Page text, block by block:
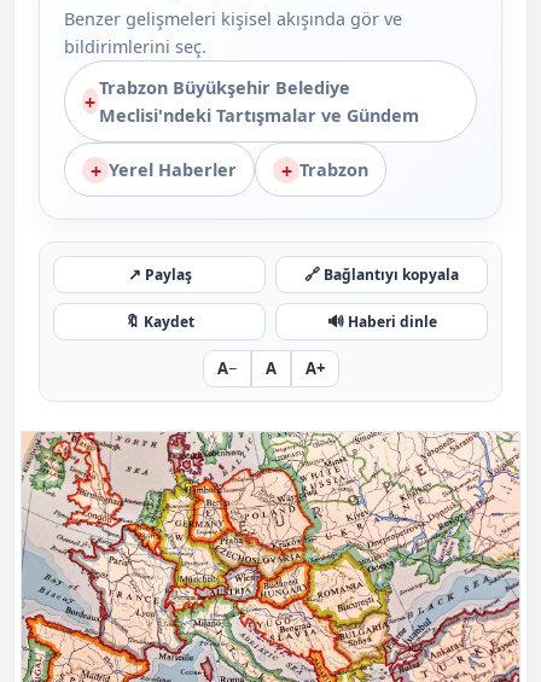
Benzer gelişmeleri kişisel akışında gör ve
bildirimlerini seç.
+
Trabzon Büyükşehir Belediye
Meclisi'ndeki Tartışmalar ve Gündem
+ Yerel Haberler + Trabzon
↗ Paylaş 🔗 Bağlantıyı kopyala
🔖 Kaydet 🔊 Haberi dinle
A− A A+